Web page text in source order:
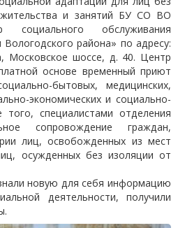
и занятий БУ СО ВО
социального обслуживания
района» по адресу:
Московское шоссе, д. 40. Центр
основе временный приют
бытовых, медицинских,
экономических и социально-
того, специалистами отделения
сопровождение граждан,
лиц, освобожденных из мест
осужденных без изоляции от
новую для себя информацию
деятельности, получили